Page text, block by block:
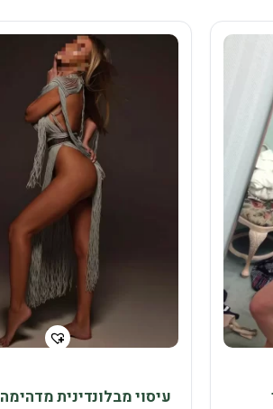
עיסוי מבלונדינית מדהימה